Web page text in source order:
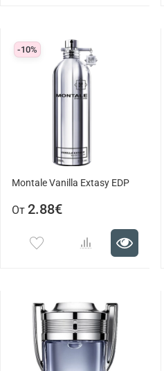
-10%
Montale Vanilla Extasy EDP
От 2.88€